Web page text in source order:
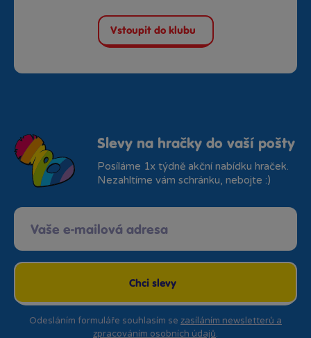
Vstoupit do klubu
Slevy na hračky do vaší pošty
Posíláme 1x týdně akční nabídku hraček.
Nezahltíme vám schránku, nebojte :)
Chci slevy
Odesláním formuláře souhlasím se zasíláním newsletterů a
zpracováním osobních údajů.